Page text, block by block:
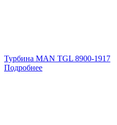
Турбина MAN TGL 8900-1917
Подробнее